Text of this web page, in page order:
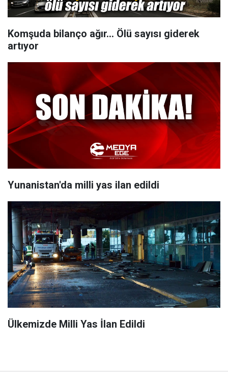
Komşuda bilanço ağır... Ölü sayısı giderek
artıyor
Yunanistan'da milli yas ilan edildi
Ülkemizde Milli Yas İlan Edildi